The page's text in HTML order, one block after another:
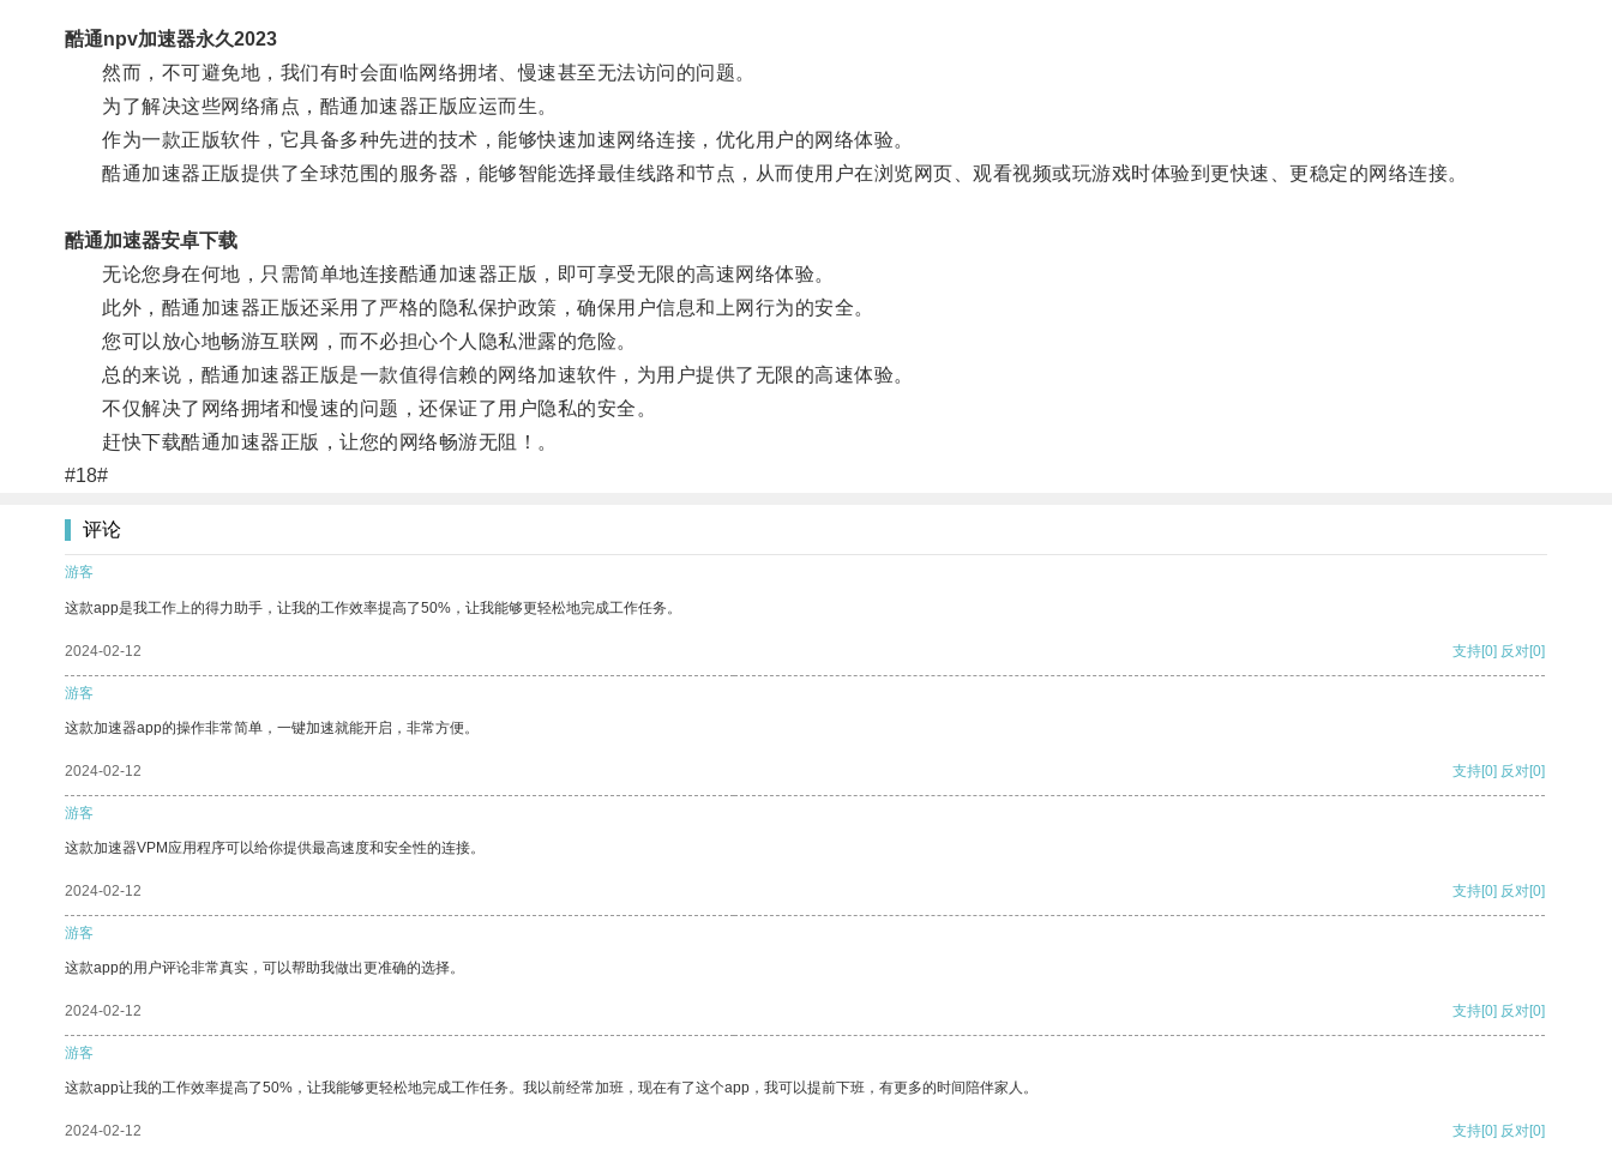
酷通npv加速器永久2023
然而，不可避免地，我们有时会面临网络拥堵、慢速甚至无法访问的问题。
为了解决这些网络痛点，酷通加速器正版应运而生。
作为一款正版软件，它具备多种先进的技术，能够快速加速网络连接，优化用户的网络体验。
酷通加速器正版提供了全球范围的服务器，能够智能选择最佳线路和节点，从而使用户在浏览网页、观看视频或玩游戏时体验到更快速、更稳定的网络连接。
酷通加速器安卓下载
无论您身在何地，只需简单地连接酷通加速器正版，即可享受无限的高速网络体验。
此外，酷通加速器正版还采用了严格的隐私保护政策，确保用户信息和上网行为的安全。
您可以放心地畅游互联网，而不必担心个人隐私泄露的危险。
总的来说，酷通加速器正版是一款值得信赖的网络加速软件，为用户提供了无限的高速体验。
不仅解决了网络拥堵和慢速的问题，还保证了用户隐私的安全。
赶快下载酷通加速器正版，让您的网络畅游无阻！。
#18#
评论
游客
这款app是我工作上的得力助手，让我的工作效率提高了50%，让我能够更轻松地完成工作任务。
2024-02-12 支持[0] 反对[0]
游客
这款加速器app的操作非常简单，一键加速就能开启，非常方便。
2024-02-12 支持[0] 反对[0]
游客
这款加速器VPM应用程序可以给你提供最高速度和安全性的连接。
2024-02-12 支持[0] 反对[0]
游客
这款app的用户评论非常真实，可以帮助我做出更准确的选择。
2024-02-12 支持[0] 反对[0]
游客
这款app让我的工作效率提高了50%，让我能够更轻松地完成工作任务。我以前经常加班，现在有了这个app，我可以提前下班，有更多的时间陪伴家人。
2024-02-12 支持[0] 反对[0]